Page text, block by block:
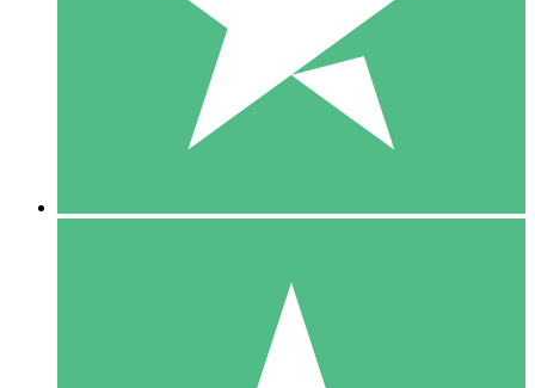
10 00
10 Descargas
20 00